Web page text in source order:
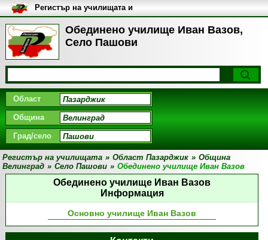
Обединено училище Иван Вазов,
Село Пашови
Регистър на училищата и
университетите в България
Област
Община
Град/село
Регистър на училищата » Област Пазарджик » Община
Велинград » Село Пашови » Обединено училище Иван Вазов
Обединено училище Иван Вазов
Информация
Основно училище Иван Вазов